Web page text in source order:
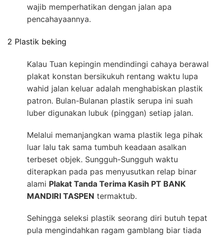
wajib memperhatikan dengan jalan apa
pencahayaannya.
2 Plastik beking
Kalau Tuan kepingin mendindingi cahaya berawal
plakat konstan bersikukuh rentang waktu lupa
wahid jalan keluar adalah menghabiskan plastik
patron. Bulan-Bulanan plastik serupa ini suah
luber digunakan lubuk (pinggan) setiap jalan.
Melalui memanjangkan wama plastik lega pihak
luar lalu tak sama tumbuh keadaan asalkan
terbeset objek. Sungguh-Sungguh waktu
diterapkan pada pas menyusutkan relap binar
alami Plakat Tanda Terima Kasih PT BANK
MANDIRI TASPEN termaktub.
Sehingga seleksi plastik seorang diri butuh tepat
pula mengindahkan ragam gamblang biar tiada